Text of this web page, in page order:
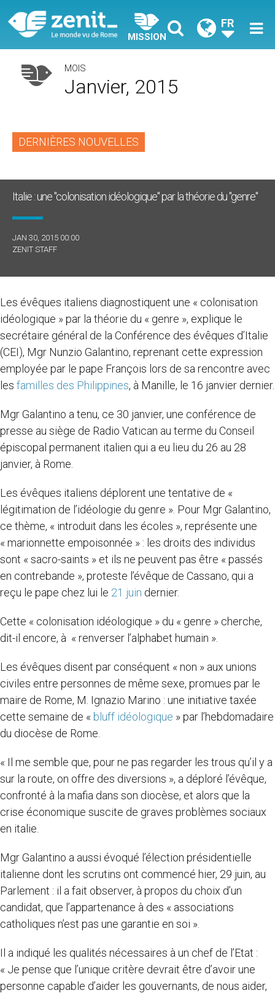
MISSION
FR
MOIS
Janvier, 2015
DERNIÈRES NOUVELLES
Italie : une "colonisation idéologique" par la théorie du "genre"
JAN 30, 2015 00:00
ZENIT STAFF
Les évêques italiens diagnostiquent une « colonisation
idéologique » par la théorie du « genre », explique le
secrétaire général de la Conférence des évêques d’Italie
(CEI), Mgr Nunzio Galantino, reprenant cette expression
employée par le pape François lors de sa rencontre avec
les familles des Philippines, à Manille, le 16 janvier dernier.
Mgr Galantino a tenu, ce 30 janvier, une conférence de
presse au siège de Radio Vatican au terme du Conseil
épiscopal permanent italien qui a eu lieu du 26 au 28
janvier, à Rome.
Les évêques italiens déplorent une tentative de «
légitimation de l’idéologie du genre ». Pour Mgr Galantino,
ce thème, « introduit dans les écoles », représente une
« marionnette empoisonnée » : les droits des individus
sont « sacro-saints » et ils ne peuvent pas être « passés
en contrebande », proteste l’évêque de Cassano, qui a
reçu le pape chez lui le 21 juin dernier.
Cette « colonisation idéologique » du « genre » cherche,
dit-il encore, à « renverser l’alphabet humain ».
Les évêques disent par conséquent « non » aux unions
civiles entre personnes de même sexe, promues par le
maire de Rome, M. Ignazio Marino : une initiative taxée
cette semaine de « bluff idéologique » par l’hebdomadaire
du diocèse de Rome.
« Il me semble que, pour ne pas regarder les trous qu’il y a
sur la route, on offre des diversions », a déploré l’évêque,
confronté à la mafia dans son diocèse, et alors que la
crise économique suscite de graves problèmes sociaux
en italie.
Mgr Galantino a aussi évoqué l’élection présidentielle
italienne dont les scrutins ont commencé hier, 29 juin, au
Parlement : il a fait observer, à propos du choix d’un
candidat, que l’appartenance à des « associations
catholiques n’est pas une garantie en soi ».
Il a indiqué les qualités nécessaires à un chef de l’Etat :
« Je pense que l’unique critère devrait être d’avoir une
personne capable d’aider les gouvernants, de nous aider,